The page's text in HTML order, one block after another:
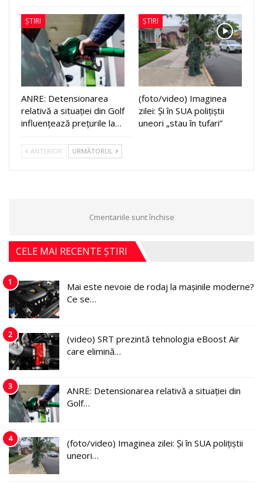
ȘTIRI
ANRE: Detensionarea
relativă a situației din Golf
influențează prețurile la…
ȘTIRI
(foto/video) Imaginea
zilei: Și în SUA polițiștii
uneori „stau în tufari”
ANTERIOR URMĂTORUL
Cmentariile sunt închise
CELE MAI RECENTE ȘTIRI
1
Mai este nevoie de rodaj la mașinile moderne?
Ce se…
2
(video) SRT prezintă tehnologia eBoost Air
care elimină…
3
ANRE: Detensionarea relativă a situației din
Golf…
4
(foto/video) Imaginea zilei: Și în SUA polițiștii
uneori…